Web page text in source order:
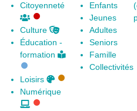
Citoyenneté
Culture
Éducation -
formation
Loisirs
Numérique
Enfants
Jeunes
Adultes
Seniors
Famille
Collectivités